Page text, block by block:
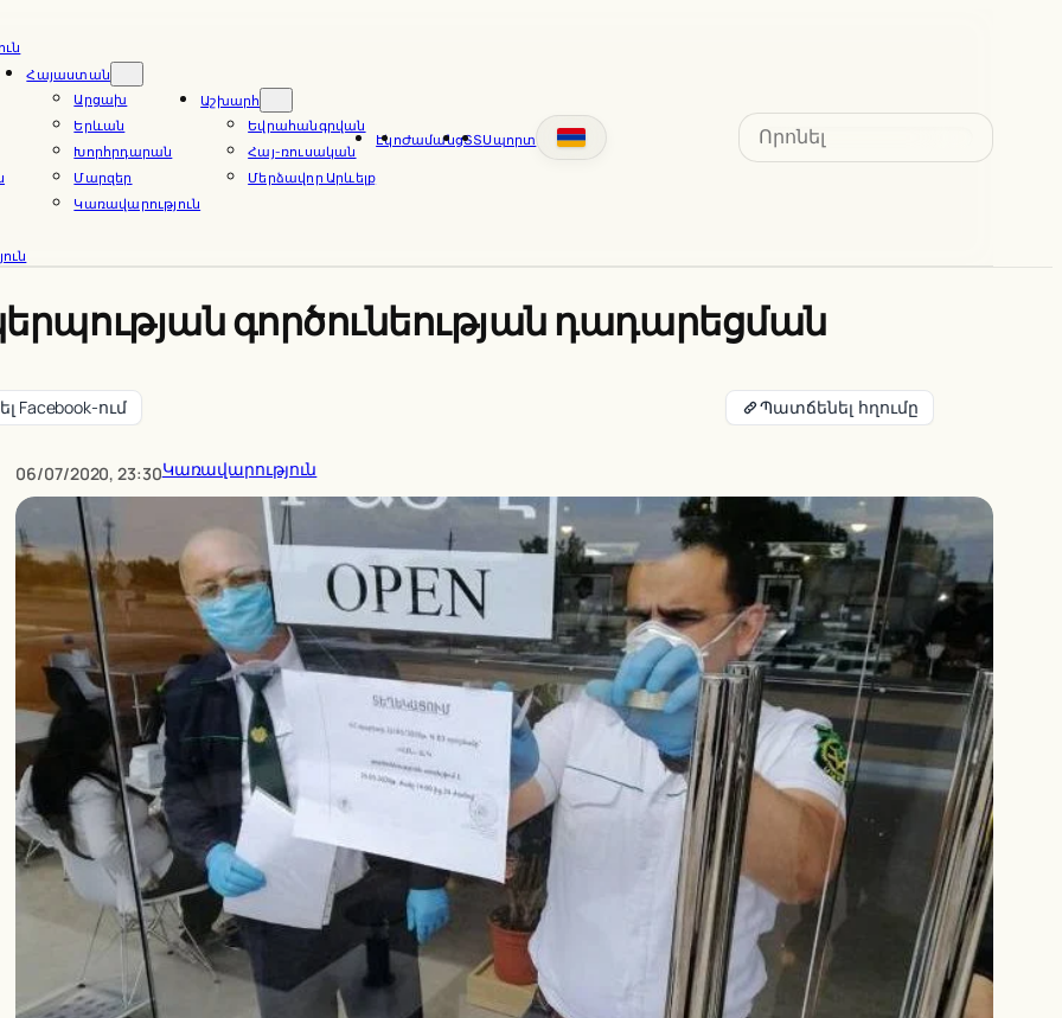
Հայաստան
Արցախ
Երևան
Խորհրդարան
Մարզեր
Կառավարություն
Աշխարհ
Եվրահանգրվան
Հայ-ռուսական
Մերձավոր Արևելք
ԷկոԺամանցՏՏՍպորտ
Search
գործունեության դադարեցման
Facebook-ում Պատճենել հղումը
06/07/2020, 23:30Կառավարություն